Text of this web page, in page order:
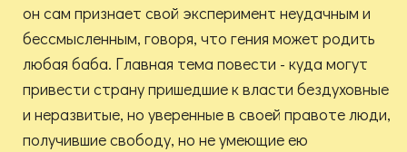
он сам признает свой эксперимент неудачным и
бессмысленным, говоря, что гения может родить
любая баба. Главная тема повести - куда могут
привести страну пришедшие к власти бездуховные
и неразвитые, но уверенные в своей правоте люди,
получившие свободу, но не умеющие ею